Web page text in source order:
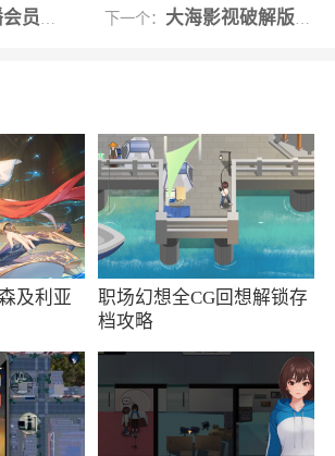
自拍不满意，感觉不够好看？那
随意使用选择，拍照也非常简
妆容和贴纸也免费提供，还有各
家如何摆出网红姿势，帮助大家
大片照片，喜欢拍照的小伙伴赶
，软件可以帮助您拍摄出美丽的
最新更新的滤镜和贴纸，更有很
免费。你可以在这里尝试完全不
据自己的需要在线调整。如果你
错过这个APP哦
解版 下一个： 大海影视破解版去广告
及利亚
职场幻想全CG回想解锁存
档攻略